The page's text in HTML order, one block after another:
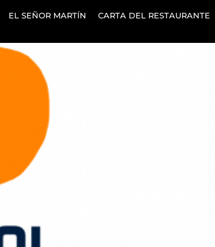
EL SEÑOR MARTÍN CARTA DEL RESTAURANTE
con un nuevo